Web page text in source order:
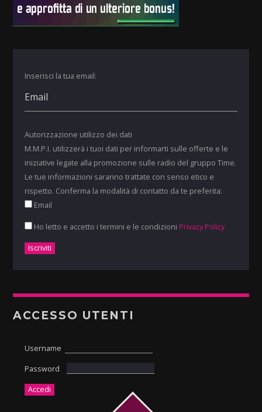
Inserisci la tua email:
Autorizzazione utilizzo dei dati
M.M.P.I. utilizzerà i tuoi dati per informarti sulle offerte e le
iniziative legate alla promozione sulle radio del gruppo Time.
Le tue informazioni saranno trattate con senso etico e
rispetto. Conferma la modalità di contatto da te preferita:
Email
Ho letto e accetto i termini e le condizioni Privacy Policy
ACCESSO UTENTI
Username
Password